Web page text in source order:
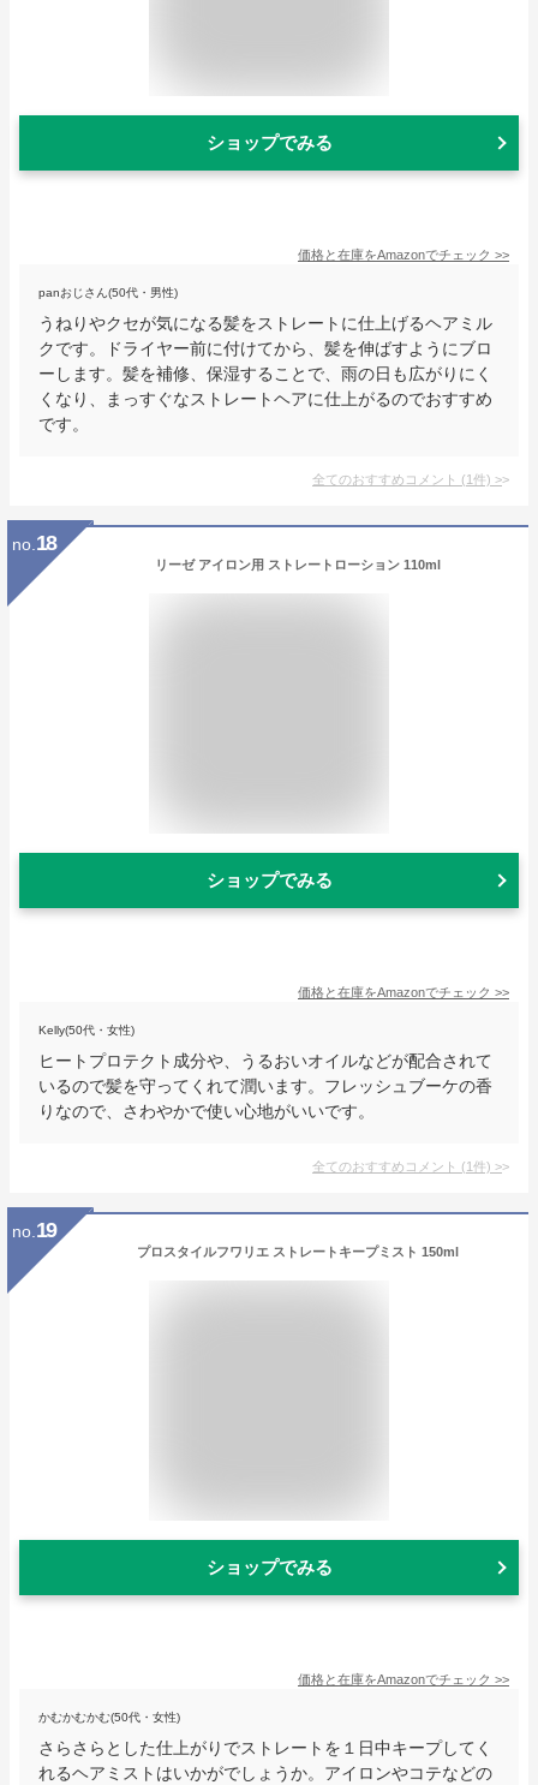
ショップでみる
価格と在庫をAmazonでチェック >>
panおじさん(50代・男性)
うねりやクセが気になる髪をストレートに仕上げるヘアミル
クです。ドライヤー前に付けてから、髪を伸ばすようにブロ
ーします。髪を補修、保湿することで、雨の日も広がりにく
くなり、まっすぐなストレートヘアに仕上がるのでおすすめ
です。
全てのおすすめコメント (1件) >
no. 18
リーゼ アイロン用 ストレートローション 110ml
ショップでみる
価格と在庫をAmazonでチェック >>
Kelly(50代・女性)
ヒートプロテクト成分や、うるおいオイルなどが配合されて
いるので髪を守ってくれて潤います。フレッシュブーケの香
りなので、さわやかで使い心地がいいです。
全てのおすすめコメント (1件) >
no. 19
プロスタイルフワリエ ストレートキープミスト 150ml
ショップでみる
価格と在庫をAmazonでチェック >>
かむかむかむ(50代・女性)
さらさらとした仕上がりでストレートを１日中キープしてく
れるヘアミストはいかがでしょうか。アイロンやコテなどの